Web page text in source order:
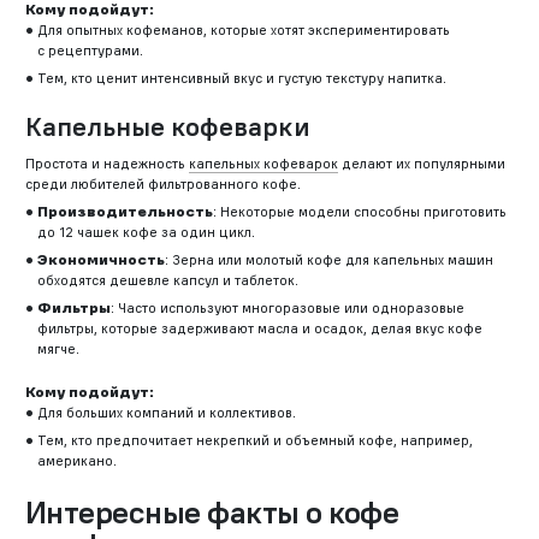
Кому подойдут:
Для опытных кофеманов, которые хотят экспериментировать
с рецептурами.
Тем, кто ценит интенсивный вкус и густую текстуру напитка.
Капельные кофеварки
Простота и надежность капельных кофеварокделают их популярными
среди любителей фильтрованного кофе.
Производительность: Некоторые модели способны приготовить
до 12 чашек кофе за один цикл.
Экономичность: Зерна или молотый кофе для капельных машин
обходятся дешевле капсул и таблеток.
Фильтры: Часто используют многоразовые или одноразовые
фильтры, которые задерживают масла и осадок, делая вкус кофе
мягче.
Кому подойдут:
Для больших компаний и коллективов.
Тем, кто предпочитает некрепкий и объемный кофе, например,
американо.
Интересные факты о кофе